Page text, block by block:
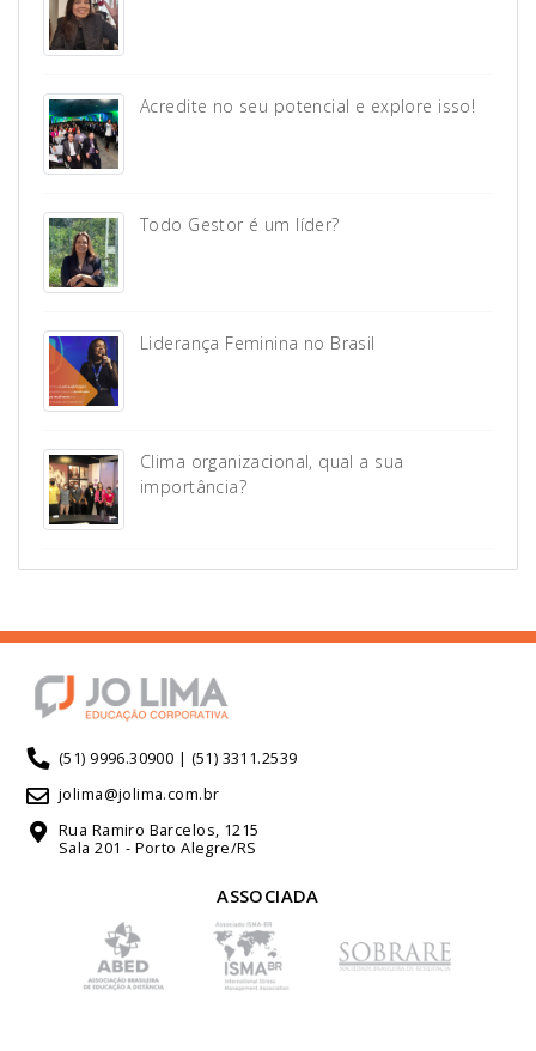
Acredite no seu potencial e explore isso!
Todo Gestor é um líder?
Liderança Feminina no Brasil
Clima organizacional, qual a sua
importância?
(51) 9996.30900 | (51) 3311.2539
jolima@jolima.com.br
Rua Ramiro Barcelos, 1215
Sala 201 - Porto Alegre/RS
ASSOCIADA